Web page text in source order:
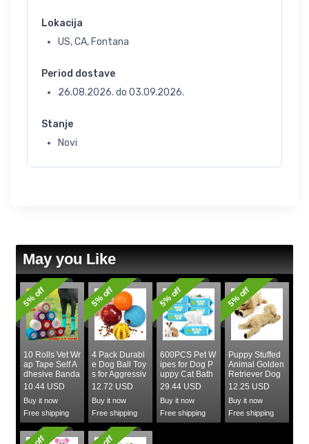
Lokacija
US, CA, Fontana
Period dostave
26.08.2026. do 03.09.2026.
Stanje
Novi